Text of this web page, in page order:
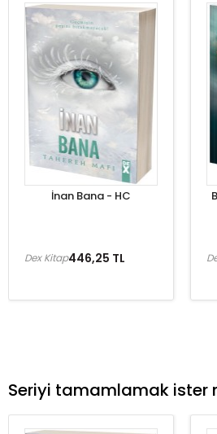
İnan Bana - HC
446,25 TL
Dex Kitap
Seriyi tamamlamak ister